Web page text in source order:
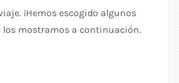
¡Hemos escogido algunos
los mostramos a continuación.